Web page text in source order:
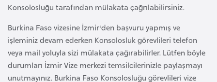
Konsolosluğu tarafından mülakata çağrılabilirsiniz.
Burkina Faso vizesine İzmir'den başvuru yapmış ve
işleminiz devam ederken Konsolosluk görevlileri telefon
veya mail yoluyla sizi mülakata çağırabilirler. Lütfen böyle
durumları İzmir Vize merkezi temsilcilerinizle paylaşmayı
unutmayınız. Burkina Faso Konsolosluğu görevlileri vize
e
o
k
r
a
t